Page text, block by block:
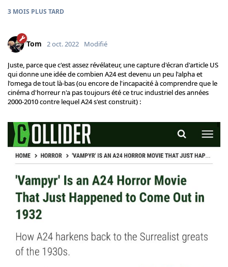
3 MOIS PLUS TARD
Tom 2 oct. 2022 Modifié
Juste, parce que c'est assez révélateur, une capture d'écran d'article US
qui donne une idée de combien A24 est devenu un peu l'alpha et
l'omega de tout là-bas (ou encore de l'incapacité à comprendre que le
cinéma d'horreur n'a pas toujours été ce truc industriel des années
2000-2010 contre lequel A24 s'est construit) :